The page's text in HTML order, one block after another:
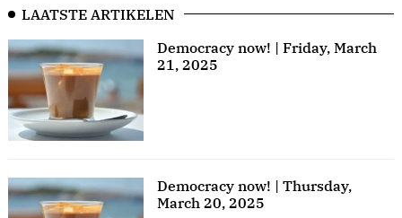
LAATSTE ARTIKELEN
Democracy now! | Friday, March
21, 2025
Democracy now! | Thursday,
March 20, 2025